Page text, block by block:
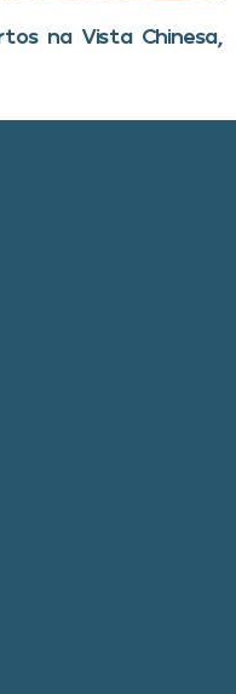
na Vista Chinesa,